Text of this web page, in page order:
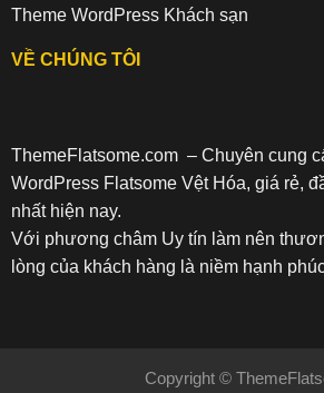
Theme WordPress Khách sạn
VỀ CHÚNG TÔI
ThemeFlatsome.com– Chuyên cung
WordPress Flatsome Vệt Hóa, giá rẻ,
nhất hiện nay.
Với phương châm Uy tín làm nên
lòng của khách hàng là niềm hạnh
Copyright ©